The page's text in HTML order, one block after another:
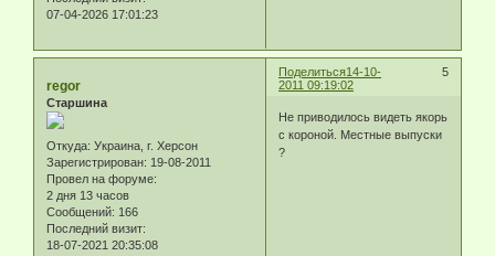
07-04-2026 17:01:23
Поделиться 5
14-10-
2011 09:19:02
regor
Старшина
Откуда: Украина, г. Херсон
Зарегистрирован: 19-08-2011
Провел на форуме:
2 дня 13 часов
Сообщений: 166
Последний визит:
18-07-2021 20:35:08
Не приводилось видеть якорь
с короной. Местные выпуски
?